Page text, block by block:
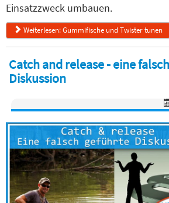
Einsatzzweck umbauen.
Weiterlesen: Gummifische und Twister tunen
Catch and release - eine
Diskussion